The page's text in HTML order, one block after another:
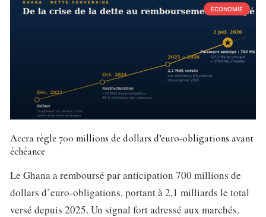
ECONOMIE
Accra règle 700 millions de dollars d’euro-obligations avant
échéance
Le Ghana a remboursé par anticipation 700 millions de
dollars d’euro-obligations, portant à 2,1 milliards le total
versé depuis 2025. Un signal fort adressé aux marchés.